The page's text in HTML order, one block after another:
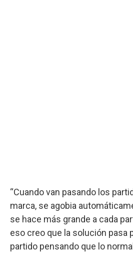
“Cuando van pasando los
marca, se agobia
se hace más grande a cada
eso creo que la solución pasa
partido pensando que lo